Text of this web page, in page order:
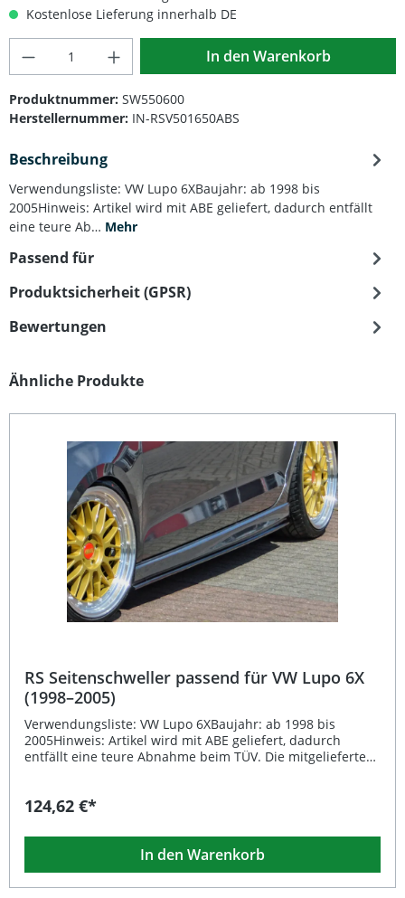
Kostenlose Lieferung innerhalb DE
Produkt Anzahl: Gib den gewünschten
In den Warenkorb
Produktnummer: SW550600
Herstellernummer: IN-RSV501650ABS
Beschreibung
Verwendungsliste: VW Lupo 6XBaujahr: ab 1998 bis
2005Hinweis: Artikel wird mit ABE geliefert, dadurch entfällt
eine teure Ab… Mehr
Passend für
Produktsicherheit (GPSR)
Bewertungen
Produktgalerie überspringen
Ähnliche Produkte
RS Seitenschweller passend für VW Lupo 6X
(1998–2005)
Verwendungsliste: VW Lupo 6XBaujahr: ab 1998 bis
2005Hinweis: Artikel wird mit ABE geliefert, dadurch
entfällt eine teure Abnahme beim TÜV. Die mitgelieferte
überzeugt durch präzise Passform und sportliches
ist fahrzeugspezifisch entwickelt und bietet eine perfekte
Ergänzung für das optische Tuning Ihres Fahrzeugs. Die
glatte Oberfläche ermöglicht eine unkomplizierte
Lackierung, wodurch Sie das Bauteil individuell an die
124,62 €*
In den Warenkorb